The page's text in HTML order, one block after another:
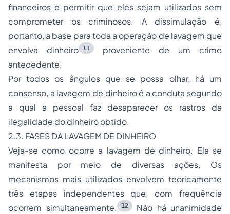
financeiros e permitir que eles sejam utilizados sem
comprometer os criminosos. A dissimulação é,
portanto, a base para toda a operação de lavagem que
envolva dinheiro
11
proveniente de um crime
antecedente.
Por todos os ângulos que se possa olhar, há um
consenso, a lavagem de dinheiro é a conduta segundo
a qual a pessoal faz desaparecer os rastros da
ilegalidade do dinheiro obtido.
2.3. FASES DA LAVAGEM DE DINHEIRO
Veja-se como ocorre a lavagem de dinheiro. Ela se
manifesta por meio de diversas ações, Os
mecanismos mais utilizados envolvem teoricamente
três etapas independentes que, com frequência
ocorrem simultaneamente.
12 Não há unanimidade